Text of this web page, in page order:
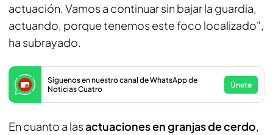
actuación. Vamos a continuar sin bajar la guardia,
actuando, porque tenemos este foco localizado",
ha subrayado.
Síguenos en nuestro canal de WhatsApp de
Noticias Cuatro
Únete
En cuanto a lasactuaciones en granjas de cerdo,